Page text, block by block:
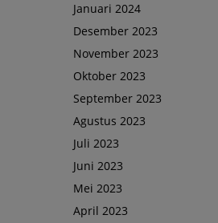
Januari 2024
Desember 2023
November 2023
Oktober 2023
September 2023
Agustus 2023
Juli 2023
Juni 2023
Mei 2023
April 2023